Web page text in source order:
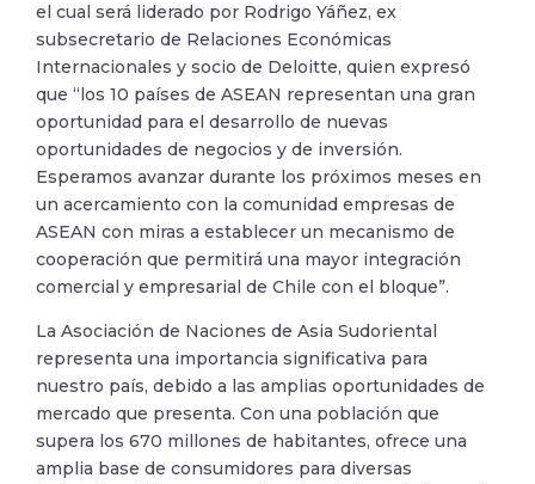
el cual será liderado por Rodrigo Yáñez, ex
subsecretario de Relaciones Económicas
Internacionales y socio de Deloitte, quien expresó
que “los 10 países de ASEAN representan una gran
oportunidad para el desarrollo de nuevas
oportunidades de negocios y de inversión.
Esperamos avanzar durante los próximos meses en
un acercamiento con la comunidad empresas de
ASEAN con miras a establecer un mecanismo de
cooperación que permitirá una mayor integración
comercial y empresarial de Chile con el bloque”.
La Asociación de Naciones de Asia Sudoriental
representa una importancia significativa para
nuestro país, debido a las amplias oportunidades de
mercado que presenta. Con una población que
supera los 670 millones de habitantes, ofrece una
amplia base de consumidores para diversas